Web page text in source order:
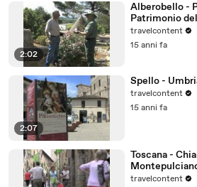
2:02
Alberobello -
Patrimonio
travelcontent
15 anni fa
2:07
Spello -
travelcontent
15 anni fa
Toscana -
travelcontent